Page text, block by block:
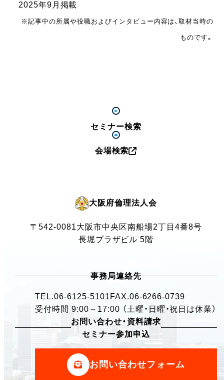
2025年9月掲載
※記事中の所属や役職およびインタビュー内容は、取材当時の
ものです。
セミナー検索
会場検索
大阪府倫理法人会
〒542-0081大阪市中央区南船場2丁目4番8号
長堀プラザビル 5階
事務局連絡先
TEL.06-6125-5101 FAX.06-6266-0739
受付時間 9:00～17:00 （土曜・日曜・祝日は休業）
お問い合わせ・資料請求
セミナー参加申込
お問い合わせフォーム